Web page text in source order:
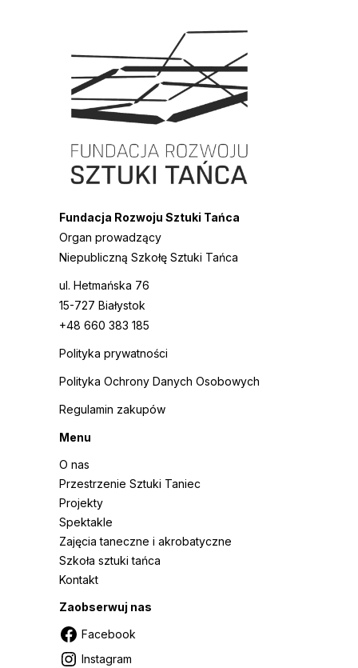
Fundacja Rozwoju Sztuki Tańca
Organ prowadzący
Niepubliczną Szkołę Sztuki Tańca
ul. Hetmańska 76
15-727 Białystok
+48 660 383 185
Polityka prywatności
Polityka Ochrony Danych Osobowych
Regulamin zakupów
Menu
O nas
Przestrzenie Sztuki Taniec
Projekty
Spektakle
Zajęcia taneczne i akrobatyczne
Szkoła sztuki tańca
Kontakt
Zaobserwuj nas
Facebook
Instagram